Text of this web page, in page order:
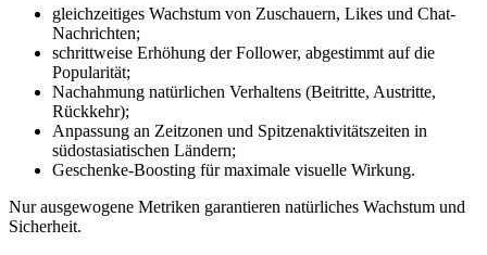
gleichzeitiges Wachstum von Zuschauern, Likes und Chat-
Nachrichten;
schrittweise Erhöhung der Follower, abgestimmt auf die
Popularität;
Nachahmung natürlichen Verhaltens (Beitritte, Austritte,
Rückkehr);
Anpassung an Zeitzonen und Spitzenaktivitätszeiten in
südostasiatischen Ländern;
Geschenke-Boosting für maximale visuelle Wirkung.
Nur ausgewogene Metriken garantieren natürliches Wachstum und
Sicherheit.